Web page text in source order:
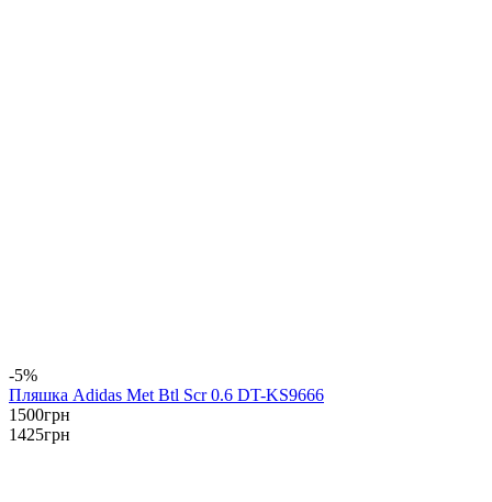
-5%
Пляшка Adidas Met Btl Scr 0.6 DT-KS9666
1500грн
1425грн